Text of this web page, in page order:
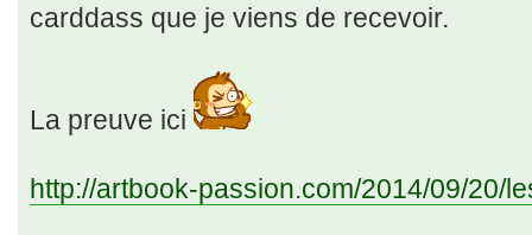
carddass que je viens de recevoir.
La preuve ici
http://artbook-passion.com/2014/09/20/